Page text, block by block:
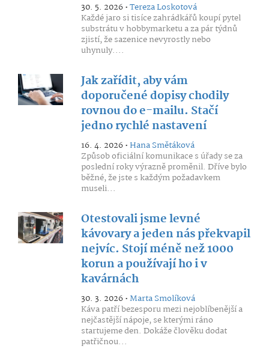
30. 5. 2026 •Tereza Loskotová
Každé jaro si tisíce zahrádkářů koupí pytel
substrátu v hobbymarketu a za pár týdnů
zjistí, že sazenice nevyrostly nebo
uhynuly....
Jak zařídit, aby vám
doporučené dopisy chodily
rovnou do e-mailu. Stačí
jedno rychlé nastavení
16. 4. 2026 •Hana Smětáková
Způsob oficiální komunikace s úřady se za
poslední roky výrazně proměnil. Dříve bylo
běžné, že jste s každým požadavkem
museli...
Otestovali jsme levné
kávovary a jeden nás překvapil
nejvíc. Stojí méně než 1000
korun a používají ho i v
kavárnách
30. 3. 2026 •Marta Smolíková
Káva patří bezesporu mezi nejoblíbenější a
nejčastější nápoje, se kterými ráno
startujeme den. Dokáže člověku dodat
patřičnou...